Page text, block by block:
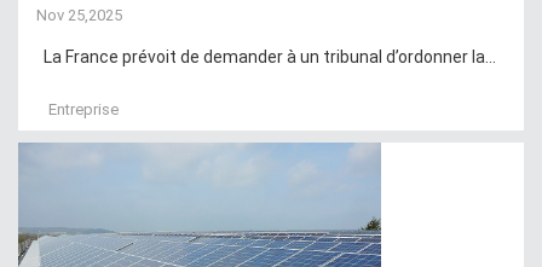
Nov 25,2025
La France prévoit de demander à un tribunal d’ordonner la...
Entreprise